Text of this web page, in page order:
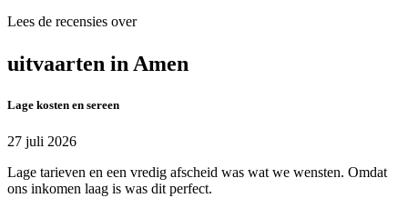
Lees de recensies over
uitvaarten in Amen
Lage kosten en sereen
27 juli 2026
Lage tarieven en een vredig afscheid was wat we wensten. Omdat
ons inkomen laag is was dit perfect.